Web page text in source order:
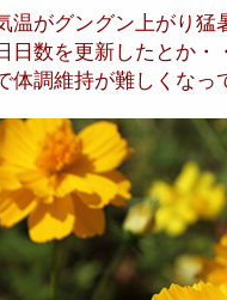
温がグングン上がり猛
日数を更新したとか・
体調維持が難しくなっ